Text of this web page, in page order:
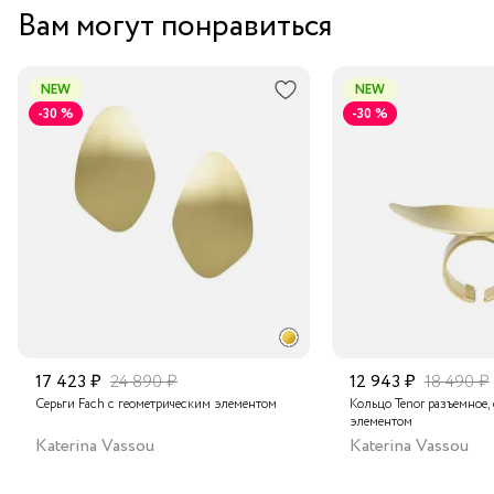
Вам могут понравиться
NEW
-30 %
17 423 ₽ 24 890 ₽
Серьги Fach с геометрическим элементом
Katerina Vassou
NEW
-30 %
12 943 ₽ 18 490 ₽
Кольцо Tenor
элементом
Katerina Vassou